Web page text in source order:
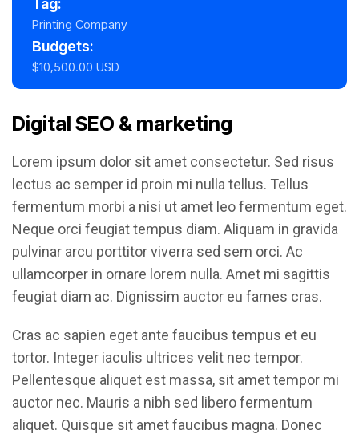
Tag:
Printing Company
Budgets:
$10,500.00 USD
Digital SEO & marketing
Lorem ipsum dolor sit amet consectetur. Sed risus
lectus ac semper id proin mi nulla tellus. Tellus
fermentum morbi a nisi ut amet leo fermentum eget.
Neque orci feugiat tempus diam. Aliquam in gravida
pulvinar arcu porttitor viverra sed sem orci. Ac
ullamcorper in ornare lorem nulla. Amet mi sagittis
feugiat diam ac. Dignissim auctor eu fames cras.
Cras ac sapien eget ante faucibus tempus et eu
tortor. Integer iaculis ultrices velit nec tempor.
Pellentesque aliquet est massa, sit amet tempor mi
auctor nec. Mauris a nibh sed libero fermentum
aliquet. Quisque sit amet faucibus magna. Donec